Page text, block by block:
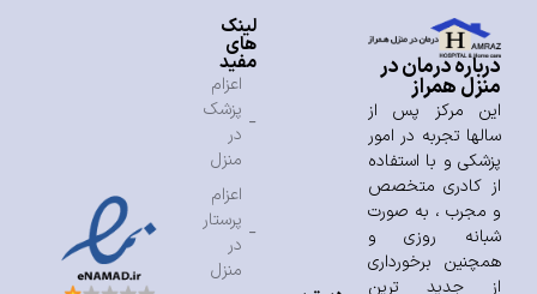
درباره درمان در
منزل همراز
این مرکز پس از
سالها تجربه در امور
پزشکی و با استفاده
از کادری متخصص
و مجرب ، به صورت
شبانه روزی و
همچنین برخورداری
از جدید ترین
لینک
های
مفید
اعزام
پزشک
در
منزل
اعزام
پرستار
در
منزل